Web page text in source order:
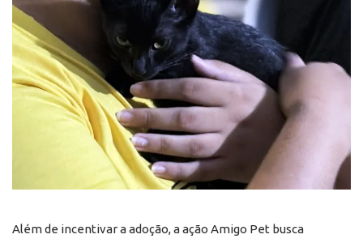
Além de incentivar a adoção, a ação Amigo Pet busca